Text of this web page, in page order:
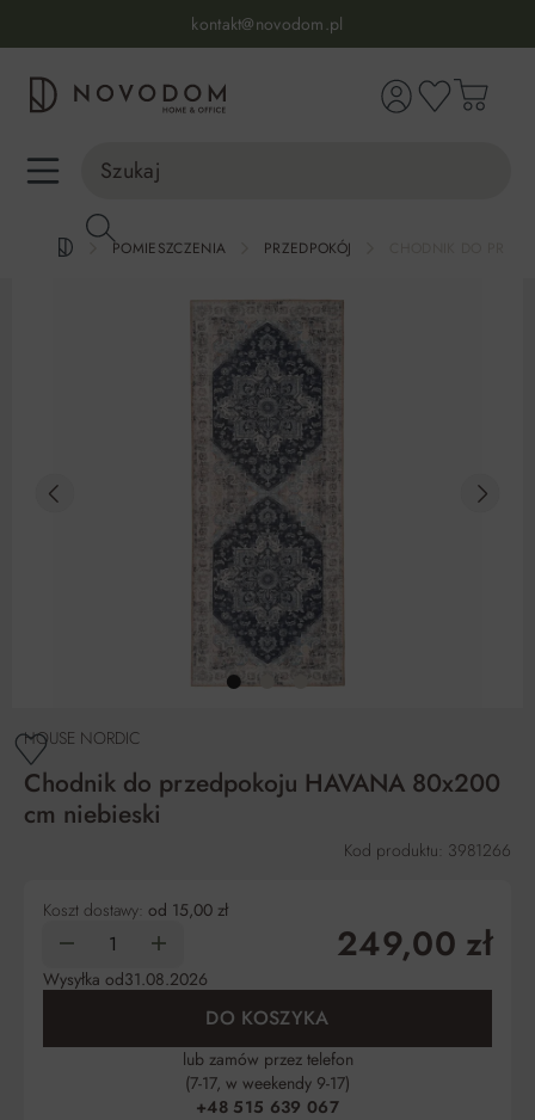
kontakt@novodom.pl
Dostawa z wniesieniem
30 dni na zwrot lub wymianę
98% zadowolonych klientów
POMIESZCZENIA PRZEDPOKÓJ
HOUSE NORDIC
Chodnik do przedpokoju HAVANA 80x200
cm niebieski
Kod produktu: 3981266
Koszt dostawy: od 15,00 zł
249,00 zł
Wysyłka od31.08.2026
DO KOSZYKA
lub zamów przez telefon
(7-17, w weekendy 9-17)
+48 515 639 067